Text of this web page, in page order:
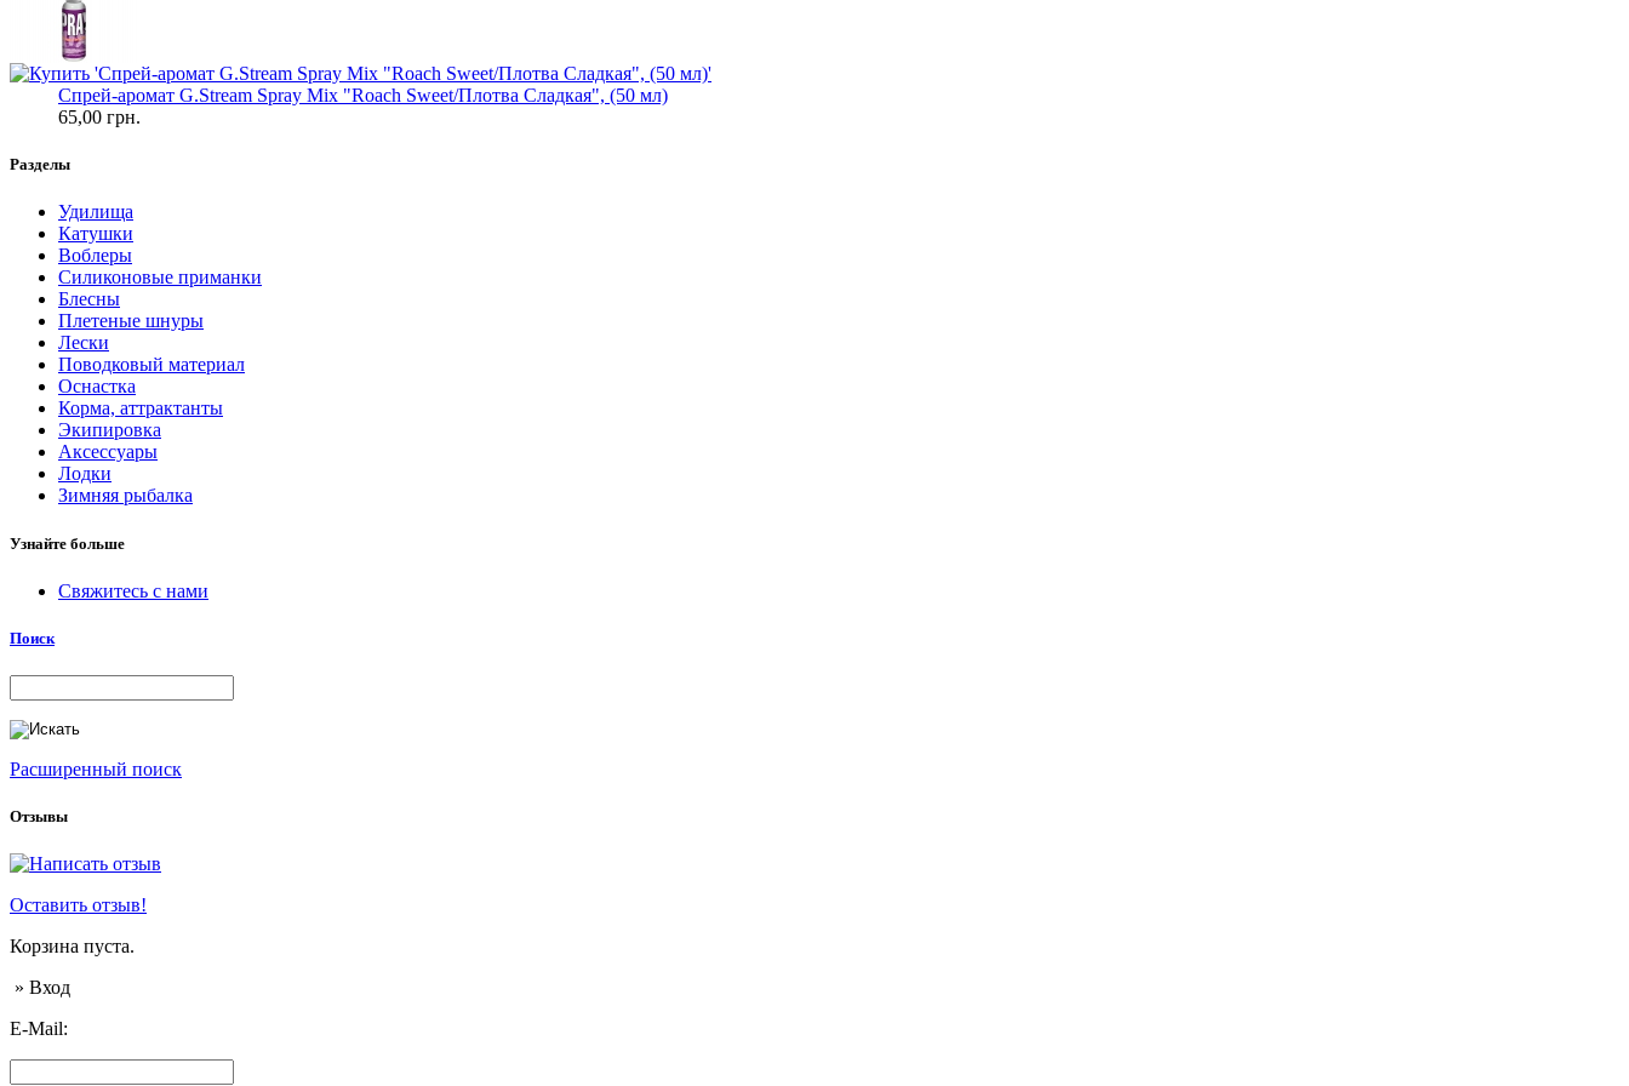
Спрей-аромат G.Stream Spray Mix "Roach Sweet/Плотва Сладкая", (50 мл)
65,00 грн.
Разделы
Удилища
Катушки
Воблеры
Силиконовые приманки
Блесны
Плетеные шнуры
Лески
Поводковый материал
Оснастка
Корма, аттрактанты
Экипировка
Аксессуары
Лодки
Зимняя рыбалка
Узнайте больше
Свяжитесь с нами
Поиск
Расширенный поиск
Отзывы
Оставить отзыв!
Корзина пуста.
» Вход
E-Mail: